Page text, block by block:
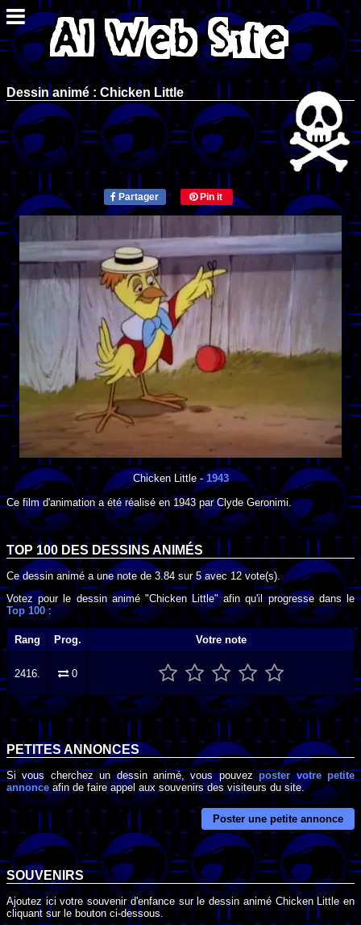
Dessin animé : Chicken Little
Partager Pin it
Chicken Little-1943
Ce film d'animation a été réalisé en 1943 parClyde Geronimi .
TOP 100 DES DESSINS ANIMÉS
Ce dessin animé a une note de3.84 sur5 avec12vote(s).
Votez pour le dessin animé "Chicken Little" afin qu'il progresse dans le
Top 100:
Rang Prog. Votre note
2416. 0
PETITES ANNONCES
Si vous cherchez un dessin animé, vous pouvezposter votre petite
annonceafin de faire appel aux souvenirs des visiteurs du site.
Poster une petite annonce
SOUVENIRS
Ajoutez ici votre souvenir d'enfance sur le dessin animé Chicken Little en
cliquant sur le bouton ci-dessous.